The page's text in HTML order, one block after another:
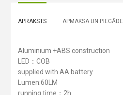
APRAKSTS APMAKSA UN PIEGĀDE
Aluminium +ABS construction
LED：COB
supplied with AA battery
Lumen:60LM
running time：2h